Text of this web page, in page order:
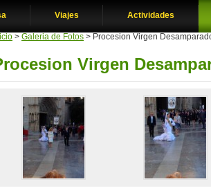
Viajes Actividades
> Galeria de Fotos > Procesion Virgen
Virgen